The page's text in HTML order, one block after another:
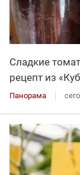
Сладкие
рецепт из
Панорама